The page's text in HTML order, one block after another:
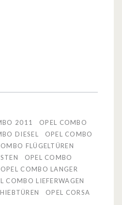
2011
OPEL COMBO
DIESEL
OPEL COMBO
FLÜGELTÜREN
OPEL COMBO
OPEL COMBO LANGER
COMBO LIEFERWAGEN
OPEL CORSA